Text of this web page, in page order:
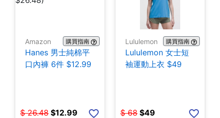
Amazon 購買指南
Hanes 男士純棉平
口內褲 6件 $12.99
$ 26.48 $12.99
Lululemon 購買指南
Lululemon 女士短
袖運動上衣 $49
$ 68 $49